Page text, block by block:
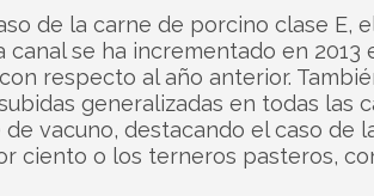
de la carne de porcino clase E,
canal se ha incrementado en 2013
respecto al año anterior.
generalizadas en todas las
vacuno, destacando el caso de
ciento o los terneros pasteros,